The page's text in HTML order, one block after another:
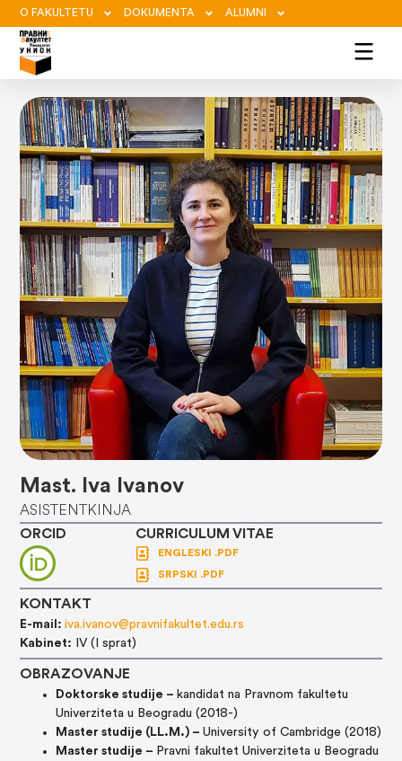
O FAKULTETU DOKUMENTA ALUMNI
Mast. Iva Ivanov
ASISTENTKINJA
ORCID
CURRICULUM VITAE
ENGLESKI .PDF
SRPSKI .PDF
KONTAKT
E-mail:iva.ivanov@pravnifakultet.edu.rs
Kabinet: IV (I sprat)
OBRAZOVANJE
Doktorske studije – kandidat na Pravnom fakultetu
Univerziteta u Beogradu (2018-)
Master studije (LL.M.) –University of Cambridge (2018)
Master studije – Pravni fakultet Univerziteta u Beogradu